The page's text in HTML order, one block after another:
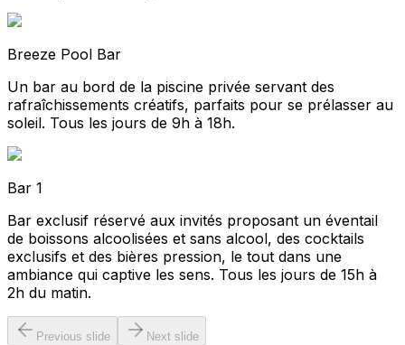
Breeze Pool Bar
Un bar au bord de la piscine privée servant des
rafraîchissements créatifs, parfaits pour se prélasser au
soleil. Tous les jours de 9h à 18h.
Bar 1
Bar exclusif réservé aux invités proposant un éventail
de boissons alcoolisées et sans alcool, des cocktails
exclusifs et des bières pression, le tout dans une
ambiance qui captive les sens. Tous les jours de 15h à
2h du matin.
Previous slide Next slide